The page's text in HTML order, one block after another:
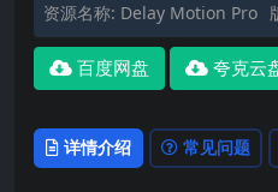
资源名称: Delay Motion Pro
百度网盘 夸克云
详情介绍 常见问题